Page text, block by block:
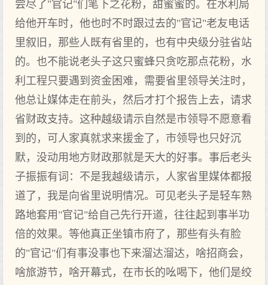
尝尽了"官记"们笔下之花粉，甜蜜蜜的。在水利局
给他开车时，他也时不时跟过去的"官记"老友电话
里叙旧，那些人既有省里的，也有中央级分驻省站
的。也不能说老头子这只蜜蜂只贪吃那点花粉，水
利工程只要遇到资金困难，需要省里领导关注时，
他总让媒体走在前头，然后才打个报告上去，请求
省财政支持。这种越级请示自然是市领导不愿意看
到的，可人家真就求来援金了，市领导也只好沉
默，没动用地方财政那就是天大的好事。事后老头
子振振有词：不是我越级请示，人家省里媒体都报
道了，我是向省里说明情况。可见老头子是轻车熟
路地套用"官记"给自己先行开道，往往起到事半功
倍的效果。等他真正坐镇市府了，那些有头有脸
的"官记"们有事没事也下来溜达溜达，啥招商会，
啥旅游节，啥开幕式，在市长的吆喝下，他们是绞